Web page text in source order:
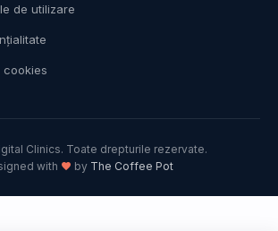
de utilizare
cookies
Clinics. Toate drepturile rezervate.
with
by The Coffee Pot